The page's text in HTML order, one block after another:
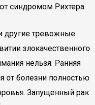
синдромом Рихтера.
другие тревожные
злокачественного
нельзя. Ранняя
от болезни полностью
Запущенный рак